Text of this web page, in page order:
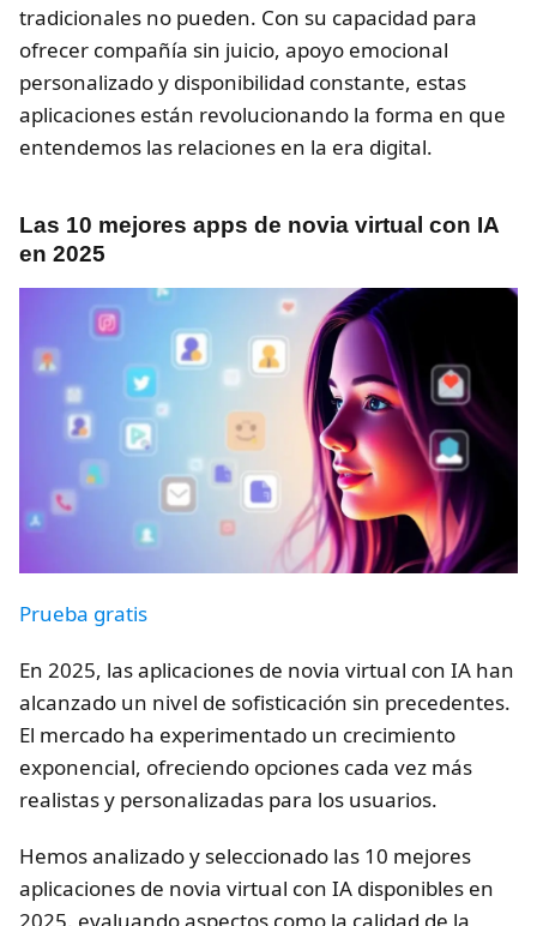
tradicionales no pueden. Con su capacidad para
ofrecer compañía sin juicio, apoyo emocional
personalizado y disponibilidad constante, estas
aplicaciones están revolucionando la forma en que
entendemos las relaciones en la era digital.
Las 10 mejores apps de novia virtual con IA
en 2025
Prueba gratis
En 2025, las aplicaciones de novia virtual con IA han
alcanzado un nivel de sofisticación sin precedentes.
El mercado ha experimentado un crecimiento
exponencial, ofreciendo opciones cada vez más
realistas y personalizadas para los usuarios.
Hemos analizado y seleccionado las 10 mejores
aplicaciones de novia virtual con IA disponibles en
2025, evaluando aspectos como la calidad de la